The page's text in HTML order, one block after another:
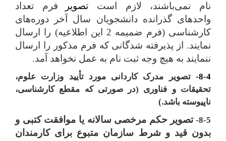
نام نمی‌باشند، لازم است تصویر
فرم تعداد
واحدهای گذرانده دانشجویان سال آخر دوره‌های
کارشناسی (فرم ضمیمه 2 این اطلاعیه) را ارسال
نمایند. از پذیرفته شدگانی که فرم مذکور را ارسال
ننمایند به هیچ وجه ثبت نام به عمل نخواهد آمد.
8-4-
تصویر مدرک کاردانی مورد تأیید وزارت علوم،
تحقیقات و فناوری (در صورتی که مقطع کارشناسی،
ناپیوسته باشد.)
8-5- تصویر حکم‌ مرخصی‌ سالانه‌ یا موافقت‌ کتبی‌ و
بدون‌ قید و شرط سازمان‌ متبوع‌ برای‌ کارمندان‌